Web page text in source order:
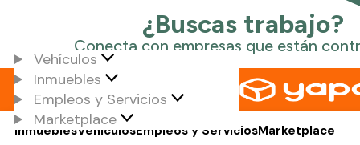
Vehículos
Inmuebles
Empleos y Servicios
Marketplace
Vehículos
Inmuebles Empleos y ServiciosMarketplace